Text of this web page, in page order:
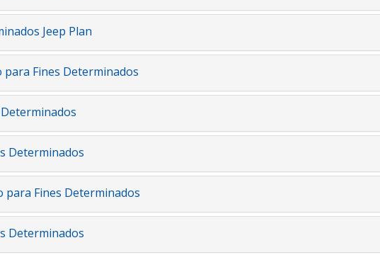
Jeep Plan
para Fines Determinados
Determinados
para Fines Determinados
Determinados